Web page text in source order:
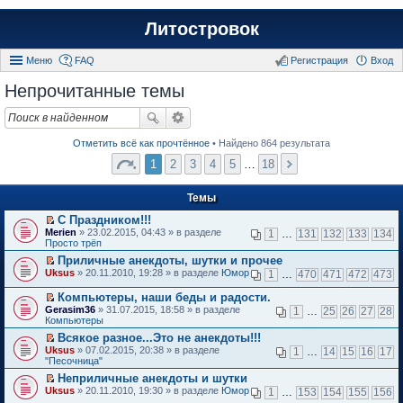
Литостровок
Меню FAQ Вход
Регистрация
Непрочитанные темы
Отметить всё как прочтённое • Найдено 864 результата
1 2 3 4 5 18
Темы
П
е
р
й
и
к
п
е
р
в
о
м
у
н
С Праздником!!!
1 … 131 132 133 134
Merien » 23.02.2015, 04:43 » в разделе
Просто трёп
П
р
е
й
т
и
к
п
е
р
в
Приличные анекдоты, шутки и прочее
1 … 470 471 472 473
Uksus » 20.11.2010, 19:28 » в разделе Юмор
П
е
р
е
й
т
и
к
п
Компьютеры, наши беды и радости.
1 … 25 26 27 28
Gerasim36 » 31.07.2015, 18:58 » в разделе
Компьютеры
П
е
р
е
й
Всякое разное...Это не анекдоты!!!
1 … 14 15 16 17
Uksus » 07.02.2015, 20:38 » в разделе
"Песочница"
П
Неприличные анекдоты и шутки
1 … 153 154 155 156
Uksus » 20.11.2010, 19:30 » в разделе Юмор